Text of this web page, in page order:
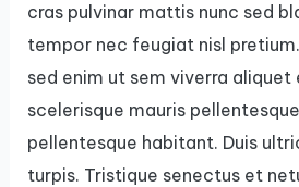
cras pulvinar mattis nunc sed
tempor nec feugiat nisl
sed enim ut sem viverra aliquet
scelerisque mauris
pellentesque habitant. Duis
turpis. Tristique senectus et